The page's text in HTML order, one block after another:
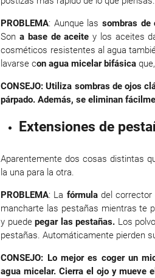
PROBLEMA: Aunque lassombras de
Sona base de aceite y los aceites
cosméticos resistentes al agua
lavarse con agua micelar bifásica
CONSEJO: Utiliza sombras de ojos
párpado. Además, se eliminan
Extensiones de
Aparentemente dos cosas distintas
la una para la otra.
PROBLEMA: La fórmuladel corrector
mancharte las pestañas mientras te
y puedepegar las pestañas. Los
pestañas. Automáticamente pierden
CONSEJO: Lo mejor es coger un
agua micelar. Cierra el ojo y mueve